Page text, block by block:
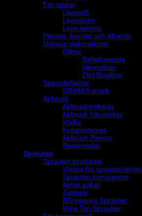
För läppar
Läppstift
Läppglans
Läpp pennor
Penslar, borstar och tillbehör
Makeup dekorationer
Glitter
Reflekterande
Neonglitter
Ztirl Bioglitter
Specialeffekter
GRIMAS smink
Airbrush
Airbrushmakeup
Airbrush Utrustning
Mallar
Kompressorer
Airbrush Pennor
Reservdelar
Spraytan
Spraytan produkter
Vätska för spraytan/airtan
Spraytan kompressor
Airtan paket
Jantana
BGorgeous Spraytan
Mine Tan Spraytan